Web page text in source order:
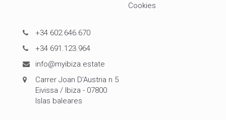
Cookies
+34 602.646.670
+34 691.123.964
info@myibiza.estate
Carrer Joan D'Austria n 5
Eivissa / Ibiza - 07800
Islas baleares